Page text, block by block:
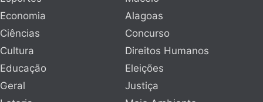
Economia
Alagoas
Ciências
Concurso
Cultura
Direitos Humanos
Educação
Eleições
Geral
Justiça